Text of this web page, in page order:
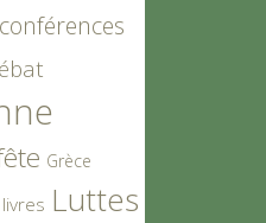
conférences
Grèce
livres Luttes